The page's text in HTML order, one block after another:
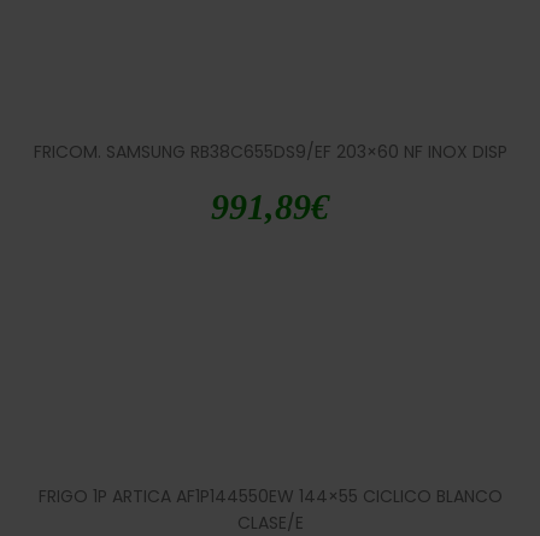
FRICOM. SAMSUNG RB38C655DS9/EF 203×60 NF INOX DISP
991,89€
FRIGO 1P ARTICA AF1P144550EW 144×55 CICLICO BLANCO
CLASE/E